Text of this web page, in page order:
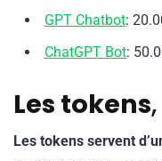
GPT Chatbot:
ChatGPT Bot:
Les tokens
Les tokens servent